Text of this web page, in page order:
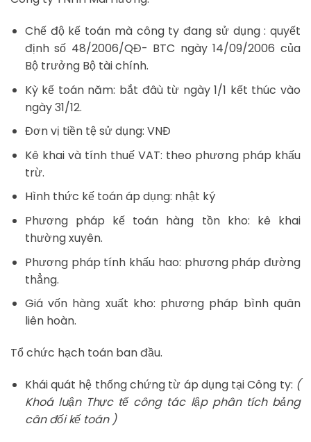
Chế độ kế toán mà công ty đang sử dụng : quyết
định số 48/2006/QĐ- BTC ngày 14/09/2006 của
Bộ trưởng Bộ tài chính.
Kỳ kế toán năm: bắt đâù từ ngày 1/1 kết thúc vào
ngày 31/12.
Đơn vị tiền tệ sử dụng: VNĐ
Kê khai và tính thuế VAT: theo phương pháp khấu
trừ.
Hình thức kế toán áp dụng: nhật ký
Phương pháp kế toán hàng tồn kho: kê khai
thường xuyên.
Phương pháp tính khấu hao: phương pháp đường
thẳng.
Giá vốn hàng xuất kho: phương pháp bình quân
liên hoàn.
Tổ chức hạch toán ban đầu.
Khái quát hệ thống chứng từ áp dụng tại Công ty: (
Khoá luận Thực tế công tác lập phân tích bảng
cân đối kế toán )